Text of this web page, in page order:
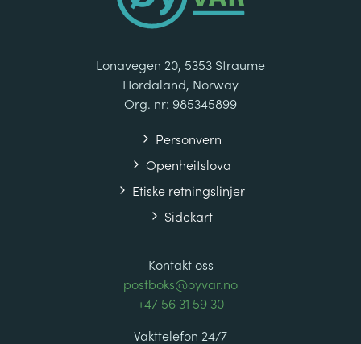
Lonavegen 20, 5353 Straume
Hordaland, Norway
Org. nr: 985345899
Personvern
Openheitslova
Etiske retningslinjer
Sidekart
Kontakt oss
postboks@oyvar.no
+47 56 31 59 30
Vakttelefon 24/7